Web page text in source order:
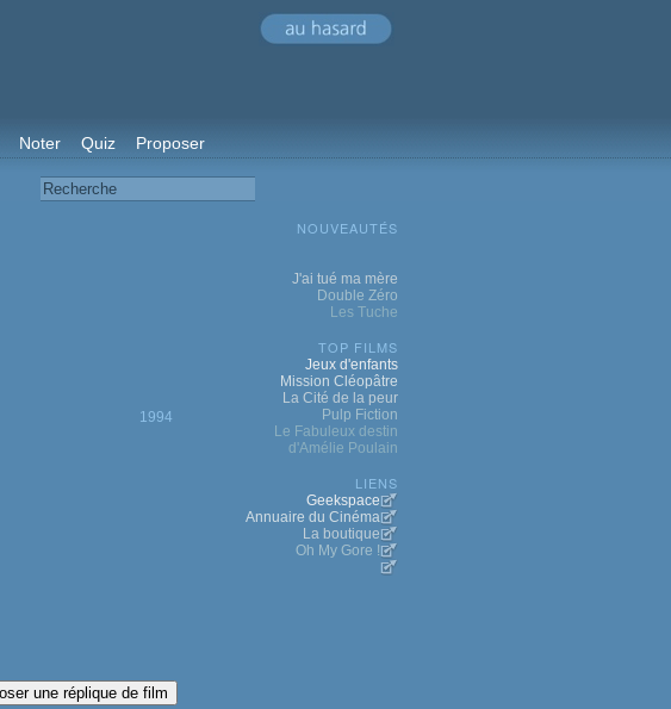
Noter Quiz Proposer
1994
NOUVEAUTÉS
J'ai tué ma mère
Double Zéro
Les Tuche
TOP FILMS
Jeux d'enfants
Mission Cléopâtre
La Cité de la peur
Pulp Fiction
Le Fabuleux destin
d'Amélie Poulain
LIENS
Geekspace
Annuaire du Cinéma
La boutique
Oh My Gore !